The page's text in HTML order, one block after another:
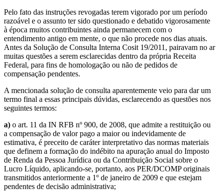
Pelo fato das instruções revogadas terem vigorado por um período
razoável e o assunto ter sido questionado e debatido vigorosamente
à época muitos contribuintes ainda permanecem com o
entendimento antigo em mente, o que não procede nos dias atuais.
Antes da Solução de Consulta Interna Cosit 19/2011, pairavam no ar
muitas questões a serem esclarecidas dentro da própria Receita
Federal, para fins de homologação ou não de pedidos de
compensação pendentes.
A mencionada solução de consulta aparentemente veio para dar um
termo final a essas principais dúvidas, esclarecendo as questões nos
seguintes termos:
a) o art. 11 da IN RFB nº 900, de 2008, que admite a restituição ou
a compensação de valor pago a maior ou indevidamente de
estimativa, é preceito de caráter interpretativo das normas materiais
que definem a formação do indébito na apuração anual do Imposto
de Renda da Pessoa Jurídica ou da Contribuição Social sobre o
Lucro Líquido, aplicando-se, portanto, aos PER/DCOMP originais
transmitidos anteriormente a 1º de janeiro de 2009 e que estejam
pendentes de decisão administrativa;